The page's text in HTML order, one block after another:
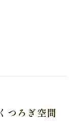
つろぎ空間